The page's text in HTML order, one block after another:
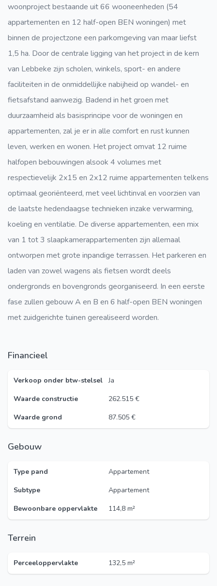
woonproject bestaande uit 66 wooneenheden (54
appartementen en 12 half-open BEN woningen) met
binnen de projectzone een parkomgeving van maar liefst
1,5 ha. Door de centrale ligging van het project in de kern
van Lebbeke zijn scholen, winkels, sport- en andere
faciliteiten in de onmiddellijke nabijheid op wandel- en
fietsafstand aanwezig. Badend in het groen met
duurzaamheid als basisprincipe voor de woningen en
appartementen, zal je er in alle comfort en rust kunnen
leven, werken en wonen. Het project omvat 12 ruime
halfopen bebouwingen alsook 4 volumes met
respectievelijk 2x15 en 2x12 ruime appartementen telkens
optimaal georiënteerd, met veel lichtinval en voorzien van
de laatste hedendaagse technieken inzake verwarming,
koeling en ventilatie. De diverse appartementen, een mix
van 1 tot 3 slaapkamerappartementen zijn allemaal
ontworpen met grote inpandige terrassen. Het parkeren en
laden van zowel wagens als fietsen wordt deels
ondergronds en bovengronds georganiseerd. In een eerste
fase zullen gebouw A en B en 6 half-open BEN woningen
met zuidgerichte tuinen gerealiseerd worden.
Financieel
Verkoop onder btw-stelsel
Ja
Waarde constructie
262.515 €
Waarde grond
87.505 €
Gebouw
Type pand
Appartement
Subtype
Appartement
Bewoonbare oppervlakte
114,8 m²
Terrein
Perceeloppervlakte 132,5 m²